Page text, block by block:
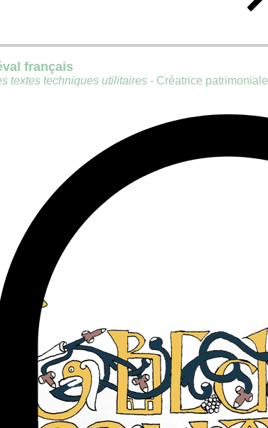
français
textes techniques utilitaires - Créatrice patrimoniale